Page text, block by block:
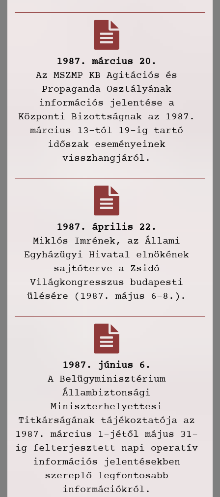
1987. március 20.
Az MSZMP KB Agitációs és
Propaganda Osztályának
információs jelentése a
Központi Bizottságnak az 1987.
március 13-tól 19-ig tartó
időszak eseményeinek
visszhangjáról.
1987. április 22.
Miklós Imrének, az Állami
Egyházügyi Hivatal elnökének
sajtóterve a Zsidó
Világkongresszus budapesti
ülésére (1987. május 6-8.).
1987. június 6.
A Belügyminisztérium
Állambiztonsági
Miniszterhelyettesi
Titkárságának tájékoztatója az
1987. március 1-jétől május 31-
ig felterjesztett napi operatív
információs jelentésekben
szereplő legfontosabb
információkról.